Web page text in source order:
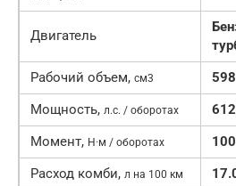
Двигатель
Рабочий объем, см3
Мощность, л.с. / оборотах
Момент, Н·м / оборотах
Расход комби, л на 100 км